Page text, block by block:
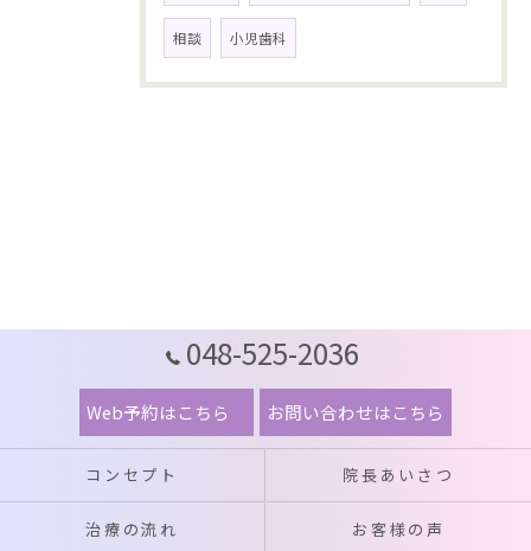
相談 小児歯科
048-525-2036
Web予約はこちら お問い合わせはこちら
コンセプト 院長あいさつ
治療の流れ お客様の声